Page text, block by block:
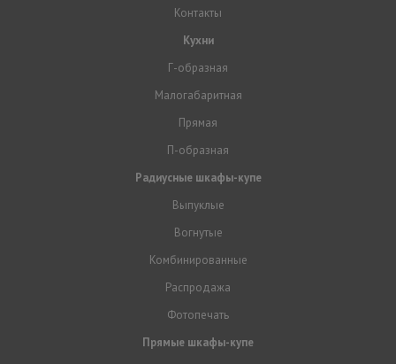
Контакты
Кухни
Г-образная
Малогабаритная
Прямая
П-образная
Радиусные шкафы-купе
Выпуклые
Вогнутые
Комбинированные
Распродажа
Фотопечать
Прямые шкафы-купе